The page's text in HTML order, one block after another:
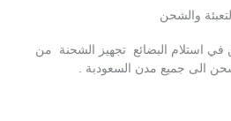
التعبئة والشحن
في استلام البضائع تجهيز الشحنة من
الى جميع مدن السعودبة .